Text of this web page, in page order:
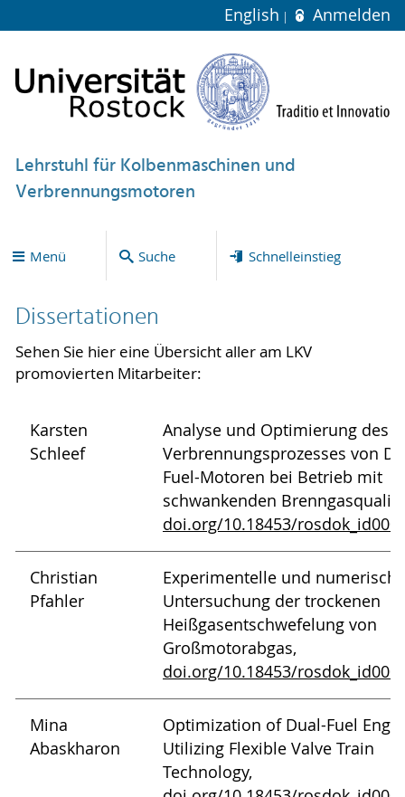
English Anmelden
Lehrstuhl für Kolbenmaschinen und
Verbrennungsmotoren
Menü Suche Schnelleinstieg
Dissertationen
Sehen Sie hier eine Übersicht aller am LKV
promovierten Mitarbeiter:
Karsten
Schleef
Analyse und Optimierung des
Verbrennungsprozesses von
Fuel-Motoren bei Betrieb mit
schwankenden
doi.org/10.18453/
Christian
Pfahler
Experimentelle und numerische
Untersuchung der trockenen
Heißgasentschwefelung von
Großmotorabgas,
doi.org/10.18453/
Mina
Abaskharon
Optimization of Dual-Fuel
Utilizing Flexible Valve Train
Technology,